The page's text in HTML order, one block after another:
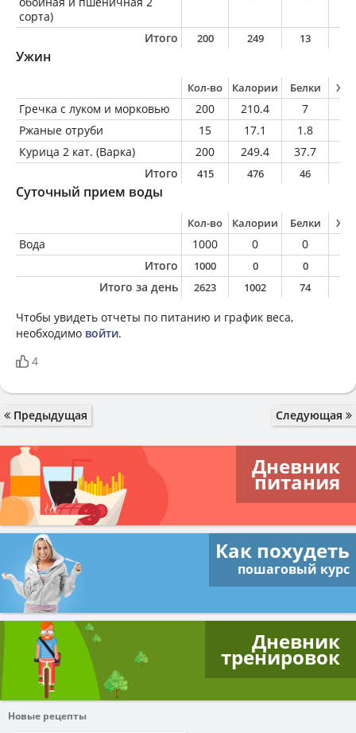
сорта)
Итого 200 249 13
Ужин
Кол-во Калории Белки
Гречка с луком и морковью 200 210.4 7
Ржаные отруби
15 17.1 1.8
Курица 2 кат. (Варка)
200 249.4 37.7
Итого
415 476 46
Суточный прием воды
Кол-во Калории Белки
Вода 1000 0 0
Итого
1000 0 0
Итого за день 2623 1002 74
Чтобы увидеть отчеты по питанию и график веса,
необходимо войти.
4
Предыдущая Следующая
Дневник
питания
Как похудеть
пошаговый курс
Дневник
тренировок
Новые рецепты